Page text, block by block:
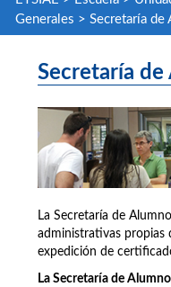
Generales > Secretaría de
Secretaría de
La Secretaría de
administrativas propias
expedición de
La Secretaría de